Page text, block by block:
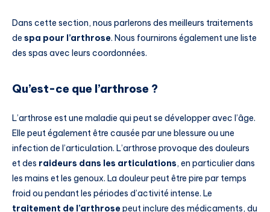
Dans cette section, nous parlerons des meilleurs traitements
de spa pour l’arthrose. Nous fournirons également une liste
des spas avec leurs coordonnées.
Qu’est-ce que l’arthrose ?
L’arthrose est une maladie qui peut se développer avec l’âge.
Elle peut également être causée par une blessure ou une
infection de l’articulation. L’arthrose provoque des douleurs
et des raideurs dans les articulations, en particulier dans
les mains et les genoux. La douleur peut être pire par temps
froid ou pendant les périodes d’activité intense. Le
traitement de l’arthrosepeut inclure des médicaments, du